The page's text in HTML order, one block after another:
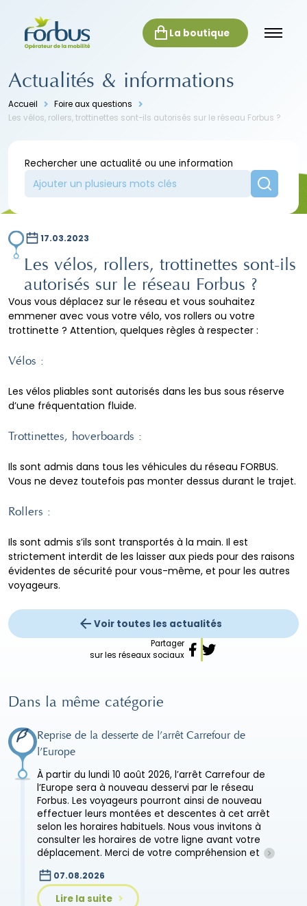
La boutique
Actualités & informations
Accueil
Foire aux questions
Les vélos, rollers, trottinettes sont-ils autorisés sur le réseau Forbus ?
Rechercher une actualité ou une information
17.03.2023
Les vélos, rollers, trottinettes sont-ils
autorisés sur le réseau Forbus ?
Vous vous déplacez sur le réseau et vous souhaitez
emmener avec vous votre vélo, vos rollers ou votre
trottinette ? Attention, quelques règles à respecter :
Vélos :
Les vélos pliables sont autorisés dans les bus sous réserve
d’une fréquentation fluide.
Trottinettes, hoverboards :
Ils sont admis dans tous les véhicules du réseau FORBUS.
Vous ne devez toutefois pas monter dessus durant le trajet.
Rollers :
Ils sont admis s’ils sont transportés à la main. Il est
strictement interdit de les laisser aux pieds pour des raisons
évidentes de sécurité pour vous-même, et pour les autres
voyageurs.
Voir toutes les actualités
Partager
sur les réseaux sociaux
Dans la même catégorie
Reprise de la desserte de l’arrêt Carrefour de
l’Europe
À partir du lundi 10 août 2026, l’arrêt Carrefour de
l’Europe sera à nouveau desservi par le réseau
Forbus. Les voyageurs pourront ainsi de nouveau
effectuer leurs montées et descentes à cet arrêt
selon les horaires habituels. Nous vous invitons à
consulter les horaires de votre ligne avant votre
déplacement. Merci de votre compréhension et
Lire la suite
07.08.2026